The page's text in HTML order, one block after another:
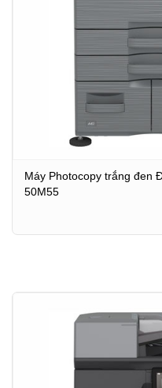
Máy Photocopy trắng đen
50M55